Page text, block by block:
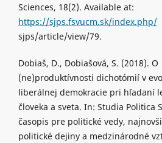
Sciences, 18(2). Available at:
https://sjps.fsvucm.sk/index.php/
sjps/article/view/79.
Dobiaš, D., Dobiašová, S. (2018). O
(ne)produktívnosti dichotómií v
liberálnej demokracie pri hľadaní
človeka a sveta. In: Studia Politica
časopis pre politické vedy,
politické dejiny a medzinárodné